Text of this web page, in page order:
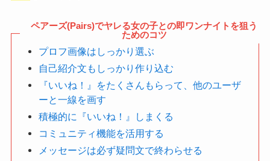
ペアーズ(Pairs)でヤレる女の子との即ワンナイトを狙う
ためのコツ
プロフ画像はしっかり選ぶ
自己紹介文もしっかり作り込む
『いいね！』をたくさんもらって、他のユーザ
ーと一線を画す
積極的に『いいね！』しまくる
コミュニティ機能を活用する
メッセージは必ず疑問文で終わらせる